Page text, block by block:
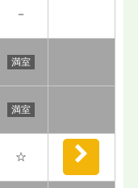
－
満室
満室
☆